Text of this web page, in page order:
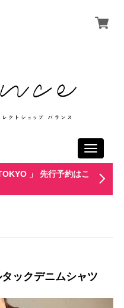
Toggle
」 先行予約はこ
ックデニムシャツ